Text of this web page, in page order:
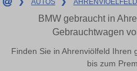
❯ AUTOS ❯ AHRENVIOELFELD
BMW gebraucht in
Gebrauchtwagen
Finden Sie in Ahrenviölfeld Ihren
bis zum